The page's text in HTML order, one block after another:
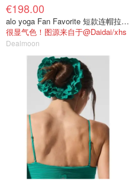
€198.00
alo yoga Fan Favorite 短款连帽拉链外套
很显气色！图源来自于@Daidai/xhs
Dealmoon